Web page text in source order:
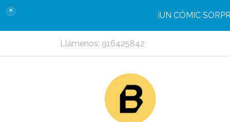
¡UN CÓMIC
×
Llámenos: 916425842